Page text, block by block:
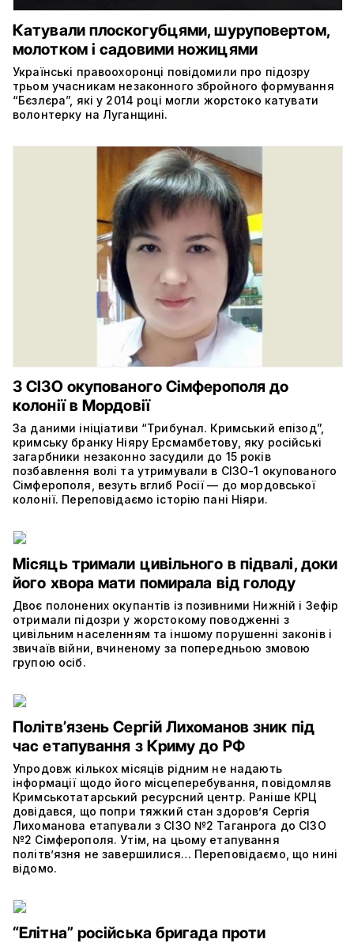
Катували плоскогубцями, шуруповертом,
молотком і садовими ножицями
Українські правоохоронці повідомили про підозру
трьом учасникам незаконного збройного формування
“Бєзлєра”, які у 2014 році могли жорстоко катувати
волонтерку на Луганщині.
З СІЗО окупованого Сімферополя до
колонії в Мордовії
За даними ініціативи “Трибунал. Кримський епізод”,
кримську бранку Ніяру Ерсмамбетову, яку російські
загарбники незаконно засудили до 15 років
позбавлення волі та утримували в СІЗО-1 окупованого
Сімферополя, везуть вглиб Росії — до мордовської
колонії. Переповідаємо історію пані Ніяри.
Місяць тримали цивільного в підвалі, доки
його хвора мати помирала від голоду
Двоє полонених окупантів із позивними Нижній і Зефір
отримали підозри у жорстокому поводженні з
цивільним населенням та іншому порушенні законів і
звичаїв війни, вчиненому за попередньою змовою
групою осіб.
Політвʼязень Сергій Лихоманов зник під
час етапування з Криму до РФ
Упродовж кількох місяців рідним не надають
інформації щодо його місцеперебування, повідомляв
Кримськотатарський ресурсний центр. Раніше КРЦ
довідався, що попри тяжкий стан здоров’я Сергія
Лихоманова етапували з СІЗО №2 Таганрога до СІЗО
№2 Сімферополя. Утім, на цьому етапування
політвʼязня не завершилися… Переповідаємо, що нині
відомо.
“Елітна” російська бригада проти